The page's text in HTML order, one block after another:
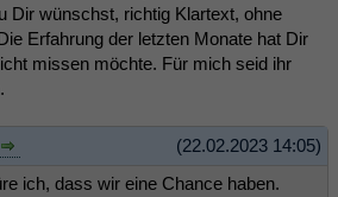
Dir wünschst, richtig Klartext, ohne
Erfahrung der letzten Monate hat Dir
missen möchte. Für mich seid ihr
(22.02.2023 14:05)
ich, dass wir eine Chance haben.